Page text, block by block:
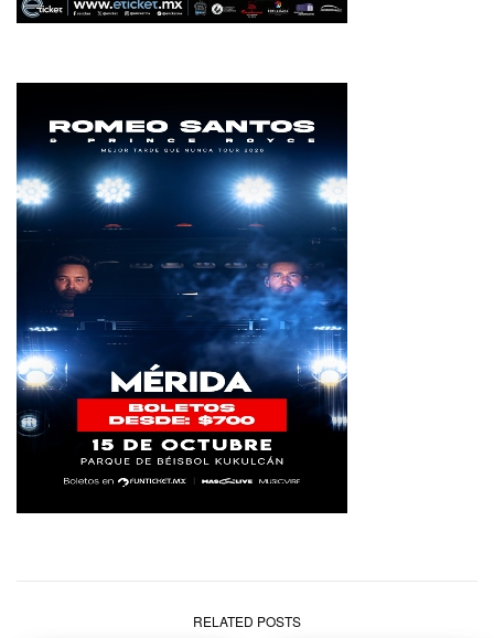
RELATED POSTS